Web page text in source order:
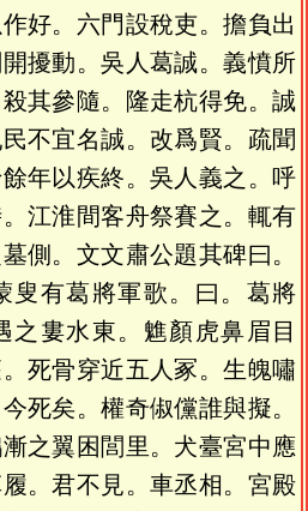
好。六門設稅吏。擔負出
擾動。吳人葛誠。義憤所
其參隨。隆走杭得免。誠
不宜名誠。改爲賢。疏聞
年以疾終。吳人義之。呼
江淮間客舟祭賽之。輒有
側。文文肅公題其碑曰。
叟有葛將軍歌。曰。葛將
之婁水東。魋顏虎鼻眉目
死骨穿近五人冢。生魄嘯
死矣。權奇俶儻誰與擬。
之翼困閭里。犬臺宮中應
。君不見。車丞相。宮殿